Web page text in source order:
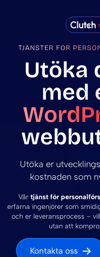
IMADO
TJÄNSTER FÖR
Utöka
med
Utöka er
kostnaden som
Vår tjänst för
erfarna ingenjörer som
och er leveransprocess –
utan att
Kontakta oss